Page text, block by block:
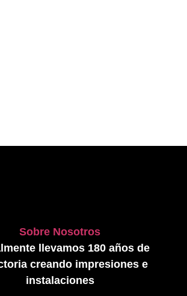
Sobre Nosotros
llevamos 180 años de
creando impresiones e
instalaciones